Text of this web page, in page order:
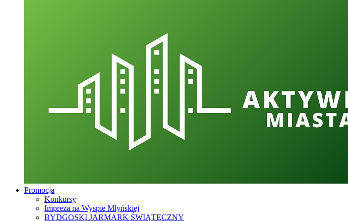
Promocja
Konkursy
Impreza na Wyspie Młyńskiej
BYDGOSKI JARMARK ŚWIĄTECZNY